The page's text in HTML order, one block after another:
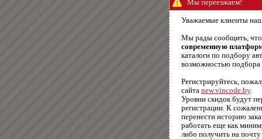
Мы переезжаем!
Уважаемые клиенты
Мы рады сообщить,
современную
каталоги по подбору
возможностью подбора
Регистрируйтесь,
сайта new.vincode.by.
Уровни скидок будут
регистрации. К
перенести историю
работать еще как
либо получить на